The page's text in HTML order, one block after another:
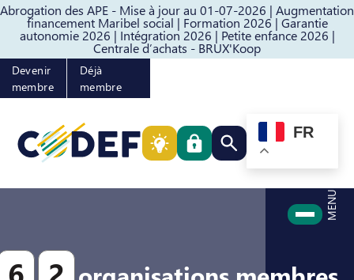
Abrogation des APE - Mise à jour au 01-07-2026 | Augmentation
financement Maribel social | Formation 2026 | Garantie
autonomie 2026 | Intégration 2026 | Petite enfance 2026 |
Centrale d’achats - BRUX'Koop
Passer au contenuPasser au pied de page
Devenir
membre
Déjà
membre
Rechercher quelque
FR
MENU